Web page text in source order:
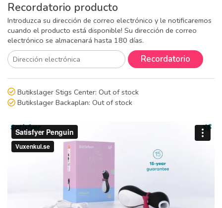
Recordatorio producto
Introduzca su dirección de correo electrónico y le notificaremos
cuando el producto está disponible! Su dirección de correo
electrónico se almacenará hasta 180 días.
Recordatorio
Butikslager Stigs Center: Out of stock
Butikslager Backaplan: Out of stock